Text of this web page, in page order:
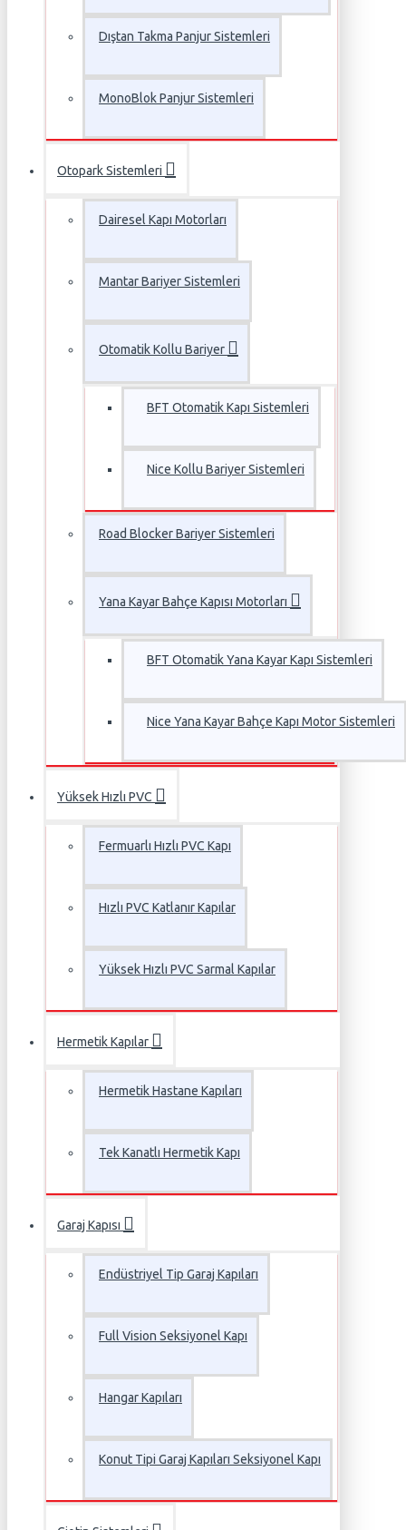
Dıştan Takma Panjur Sistemleri
MonoBlok Panjur Sistemleri
Otopark Sistemleri
Dairesel Kapı Motorları
Mantar Bariyer Sistemleri
Otomatik Kollu Bariyer
BFT Otomatik Kapı Sistemleri
Nice Kollu Bariyer Sistemleri
Road Blocker Bariyer Sistemleri
Yana Kayar Bahçe Kapısı Motorları
BFT Otomatik Yana Kayar Kapı Sistemleri
Nice Yana Kayar Bahçe Kapı Motor Sistemleri
Yüksek Hızlı PVC
Fermuarlı Hızlı PVC Kapı
Hızlı PVC Katlanır Kapılar
Yüksek Hızlı PVC Sarmal Kapılar
Hermetik Kapılar
Hermetik Hastane Kapıları
Tek Kanatlı Hermetik Kapı
Garaj Kapısı
Endüstriyel Tip Garaj Kapıları
Full Vision Seksiyonel Kapı
Hangar Kapıları
Konut Tipi Garaj Kapıları Seksiyonel Kapı